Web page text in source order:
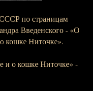
по страницам
Введенского - «О
кошке Ниточке».
и о кошке Ниточке» -